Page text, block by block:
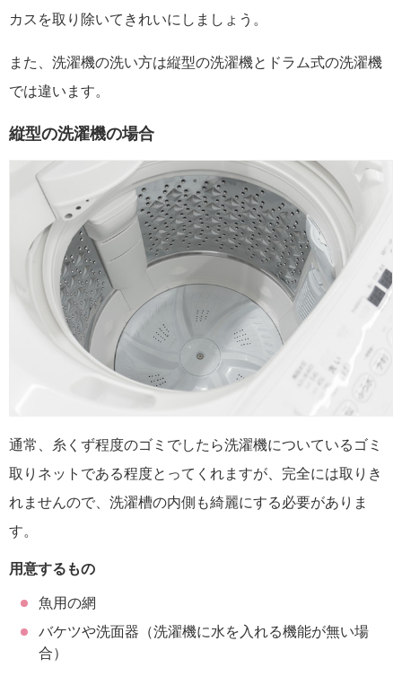
カスを取り除いてきれいにしましょう。
また、洗濯機の洗い方は縦型の洗濯機とドラム式の洗濯機
では違います。
縦型の洗濯機の場合
通常、糸くず程度のゴミでしたら洗濯機についているゴミ
取りネットである程度とってくれますが、完全には取りき
れませんので、洗濯槽の内側も綺麗にする必要がありま
す。
用意するもの
魚用の網
バケツや洗面器（洗濯機に水を入れる機能が無い場
合）